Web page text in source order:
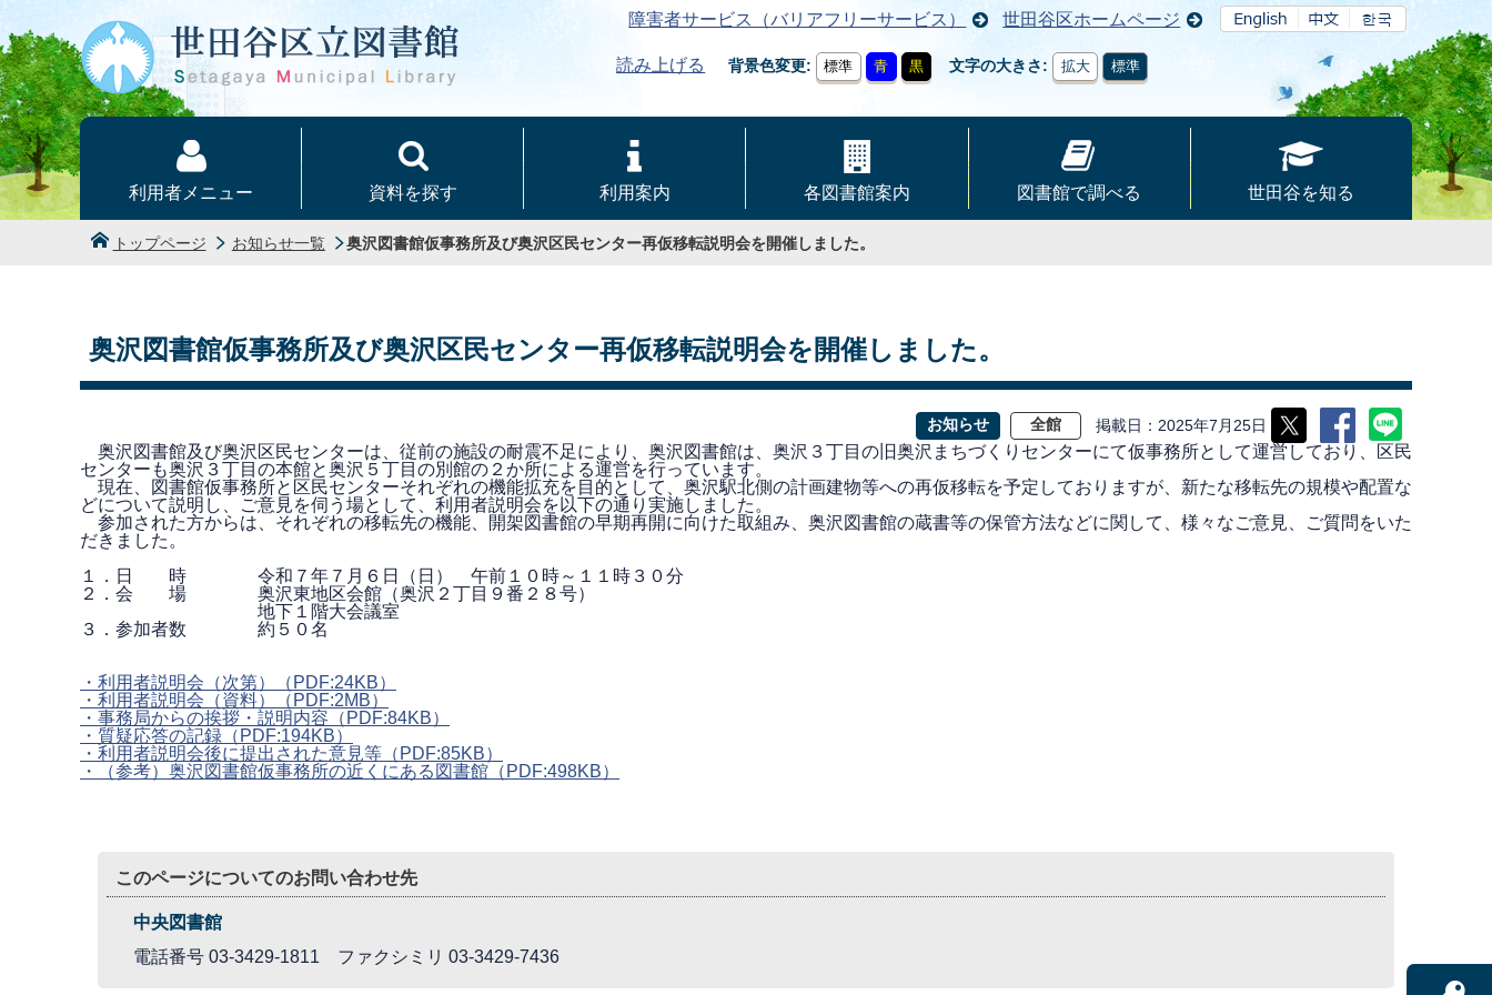
本文へ
障害者サービス（バリアフリーサービス） 世田谷区ホームページ
読み上げる 背景色変更 標準 青 黒 文字の大きさ 拡大 標準
利用者メニュー 資料を探す 利用案内 各図書館案内 図書館で調べる 世田谷を知る
トップページ お知らせ一覧 奥沢図書館仮事務所及び奥沢区民センター再仮移転説明会を開催しました。
奥沢図書館仮事務所及び奥沢区民センター再仮移転説明会を開催しました。
お知らせ 全館 掲載日 2025年7月25日
奥沢図書館及び奥沢区民センターは、従前の施設の耐震不足により、奥沢図書館は、奥沢３丁目の旧奥沢まちづくりセンターにて仮事務所として運営しており、区民
センターも奥沢３丁目の本館と奥沢５丁目の別館の２か所による運営を行っています。
現在、図書館仮事務所と区民センターそれぞれの機能拡充を目的として、奥沢駅北側の計画建物等への再仮移転を予定しておりますが、新たな移転先の規模や配置な
どについて説明し、ご意見を伺う場として、利用者説明会を以下の通り実施しました。
参加された方からは、それぞれの移転先の機能、開架図書館の早期再開に向けた取組み、奥沢図書館の蔵書等の保管方法などに関して、様々なご意見、ご質問をいた
だきました。
１．日 時 令和７年７月６日（日） 午前１０時～１１時３０分
２．会 場 奥沢東地区会館（奥沢２丁目９番２８号）
地下１階大会議室
３．参加者数 約５０名
・利用者説明会（次第）
（PDF:24KB）
・利用者説明会（資料）
（PDF:2MB）
・事務局からの挨拶・説明内容 （PDF:84KB）
・質疑応答の記録 （PDF:194KB）
・利用者説明会後に提出された意見等 （PDF:85KB）
・（参考）奥沢図書館仮事務所の近くにある図書館 （PDF:498KB）
このページについてのお問い合わせ先
中央図書館
電話番号 03-3429-1811 ファクシミリ 03-3429-7436